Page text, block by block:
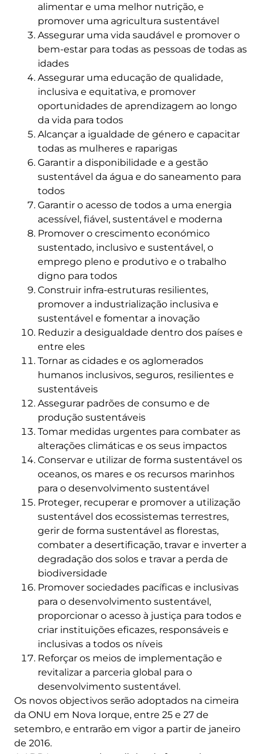
alimentar e uma melhor nutrição, e
promover uma agricultura sustentável
Assegurar uma vida saudável e promover o
bem-estar para todas as pessoas de todas as
idades
Assegurar uma educação de qualidade,
inclusiva e equitativa, e promover
oportunidades de aprendizagem ao longo
da vida para todos
Alcançar a igualdade de género e capacitar
todas as mulheres e raparigas
Garantir a disponibilidade e a gestão
sustentável da água e do saneamento para
todos
Garantir o acesso de todos a uma energia
acessível, fiável, sustentável e moderna
Promover o crescimento económico
sustentado, inclusivo e sustentável, o
emprego pleno e produtivo e o trabalho
digno para todos
Construir infra-estruturas resilientes,
promover a industrialização inclusiva e
sustentável e fomentar a inovação
Reduzir a desigualdade dentro dos países e
entre eles
Tornar as cidades e os aglomerados
humanos inclusivos, seguros, resilientes e
sustentáveis
Assegurar padrões de consumo e de
produção sustentáveis
Tomar medidas urgentes para combater as
alterações climáticas e os seus impactos
Conservar e utilizar de forma sustentável os
oceanos, os mares e os recursos marinhos
para o desenvolvimento sustentável
Proteger, recuperar e promover a utilização
sustentável dos ecossistemas terrestres,
gerir de forma sustentável as florestas,
combater a desertificação, travar e inverter a
degradação dos solos e travar a perda de
biodiversidade
Promover sociedades pacíficas e inclusivas
para o desenvolvimento sustentável,
proporcionar o acesso à justiça para todos e
criar instituições eficazes, responsáveis e
inclusivas a todos os níveis
Reforçar os meios de implementação e
revitalizar a parceria global para o
desenvolvimento sustentável.
Os novos objectivos serão adoptados na cimeira
da ONU em Nova Iorque, entre 25 e 27 de
setembro, e entrarão em vigor a partir de janeiro
de 2016.